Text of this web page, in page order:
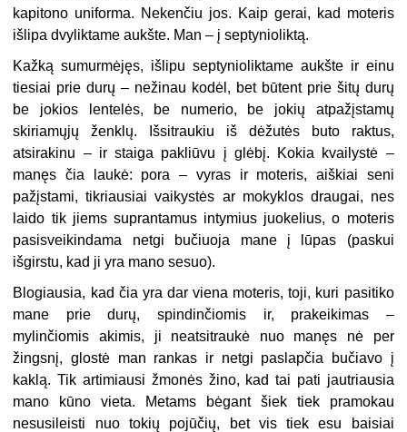
kapitono uniforma. Nekenčiu jos. Kaip gerai, kad moteris
išlipa dvyliktame aukšte. Man – į septynioliktą.
Kažką sumurmėjęs, išlipu septynioliktame aukšte ir einu
tiesiai prie durų – nežinau kodėl, bet būtent prie šitų durų
be jokios lentelės, be numerio, be jokių atpažįstamų
skiriamųjų ženklų. Išsitraukiu iš dėžutės buto raktus,
atsirakinu – ir staiga pakliūvu į glėbį. Kokia kvailystė –
manęs čia laukė: pora – vyras ir moteris, aiškiai seni
pažįstami, tikriausiai vaikystės ar mokyklos draugai, nes
laido tik jiems suprantamus intymius juokelius, o moteris
pasisveikindama netgi bučiuoja mane į lūpas (paskui
išgirstu, kad ji yra mano sesuo).
Blogiausia, kad čia yra dar viena moteris, toji, kuri pasitiko
mane prie durų, spindinčiomis ir, prakeikimas –
mylinčiomis akimis, ji neatsitraukė nuo manęs nė per
žingsnį, glostė man rankas ir netgi paslapčia bučiavo į
kaklą. Tik artimiausi žmonės žino, kad tai pati jautriausia
mano kūno vieta. Metams bėgant šiek tiek pramokau
nesusileisti nuo tokių pojūčių, bet vis tiek esu baisiai